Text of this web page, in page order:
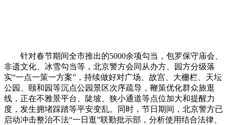
针对春节期间全市推出的5000余项勾当，包罗保守庙会、
非遗文化、冰雪勾当等，北京警方会同从办方、园方分级落
实“一点一策一方案”，持续做好对广场、故宫、大栅栏、天坛
公园、颐和园等沉点公园景区次序疏导，鞭策优化群众旅逛
线，正在不雅景平台、陡坡、狭小通道等点位加大和提醒力
度，发生拥堵踩踏等平安变乱。同时，节日期间，北京警方已
启动冲击整治不法“一日逛”联勤批示部，分析使用结合法律、